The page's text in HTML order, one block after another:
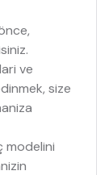
ve
size
modelini